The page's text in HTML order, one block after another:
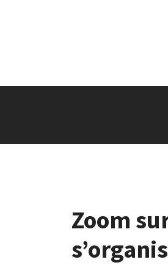
Zoom